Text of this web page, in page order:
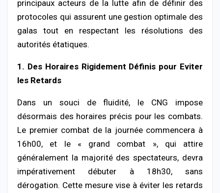
principaux acteurs de la lutte afin de définir des
protocoles qui assurent une gestion optimale des
galas tout en respectant les résolutions des
autorités étatiques.
1. Des Horaires Rigidement Définis pour Eviter
les Retards
Dans un souci de fluidité, le CNG impose
désormais des horaires précis pour les combats.
Le premier combat de la journée commencera à
16h00, et le « grand combat », qui attire
généralement la majorité des spectateurs, devra
impérativement débuter à 18h30, sans
dérogation. Cette mesure vise à éviter les retards